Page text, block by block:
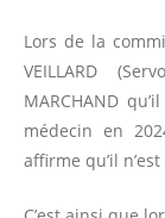
Lors de la
VEILLARD
MARCHAND
médecin en
affirme qu’il